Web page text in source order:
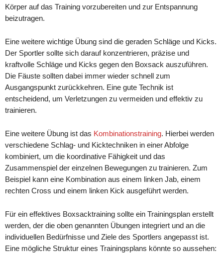
Körper auf das Training vorzubereiten und zur Entspannung
beizutragen.
Eine weitere wichtige Übung sind die geraden Schläge und Kicks.
Der Sportler sollte sich darauf konzentrieren, präzise und
kraftvolle Schläge und Kicks gegen den Boxsack auszuführen.
Die Fäuste sollten dabei immer wieder schnell zum
Ausgangspunkt zurückkehren. Eine gute Technik ist
entscheidend, um Verletzungen zu vermeiden und effektiv zu
trainieren.
Eine weitere Übung ist das Kombinationstraining. Hierbei werden
verschiedene Schlag- und Kicktechniken in einer Abfolge
kombiniert, um die koordinative Fähigkeit und das
Zusammenspiel der einzelnen Bewegungen zu trainieren. Zum
Beispiel kann eine Kombination aus einem linken Jab, einem
rechten Cross und einem linken Kick ausgeführt werden.
Für ein effektives Boxsacktraining sollte ein Trainingsplan erstellt
werden, der die oben genannten Übungen integriert und an die
individuellen Bedürfnisse und Ziele des Sportlers angepasst ist.
Eine mögliche Struktur eines Trainingsplans könnte so aussehen: